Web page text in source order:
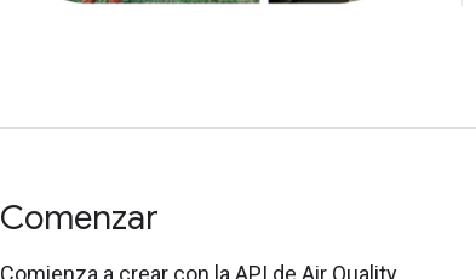
Comenzar
Comienza a crear con la API de Air Quality.